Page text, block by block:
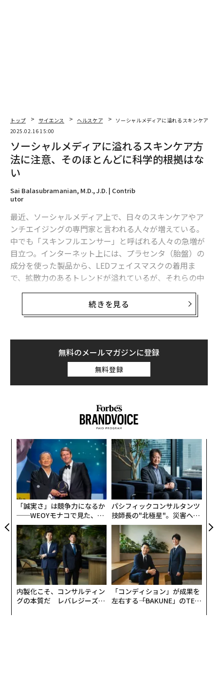
関連記事
ソーシャルメディアに溢れるスキンケア方法に注意、そのほとんどに科学
的根拠はない
「ルックス」にたっぷりお金をかけるZ世代、パーソナルケアと美容の売上
を牽引
Z世代憧れの職業は「インフルエンサー」、米大学で専門コースを設ける動
き
「赤い口紅で希望を」戦禍のウクライナで化粧品を売る女性たち
子ども/未成年
ティーンエイジャー/10代
コスメティック/化粧/化粧品
アンチエイジング
advertisement
トップ サイエンス ヘルスケア
ソーシャルメディアに溢れるスキンケア方
2025.02.16 15:00
ソーシャルメディアに溢れるスキンケア方
法に注意、そのほとんどに科学的根拠はな
い
Sai Balasubramanian, M.D., J.D. | Contrib
utor
最近、ソーシャルメディア上で、日々のスキンケアやア
ンチエイジングの専門家と言われる人々が増えている。
中でも「スキンフルエンサー」と呼ばれる人々の急増が
目立つ。インターネット上には、プラセンタ（胎盤）の
成分を使った製品から、LEDフェイスマスクの着用ま
で、拡散力のあるトレンドが溢れているが、それらの中
には確かに効果があるものもあれば、人によって効き目
がだいぶ異なるものもある。
者がソーシャルメディアの有名インフルエンサーのアド
バイスに従って髪を洗わず、代わりにオリーブオイルだ
けを塗っていたという件について説明したことで、彼女
自身がTikTokで有名になった経緯を語っている
く、髪を洗わないと汗や皮脂、空気中の汚染物質を洗い
流すことができず、それらをオリーブオイルといっしょ
に体内に取り込むことになり、そのオリーブオイルが顔
に付着するためにニキビができやすくなるのだと、患者
に説明した。
続きを見る
無料のメールマガジンに登録
無料登録
「誠実さ」は競争力になるか
──WEOYモナコで見た、く
ら寿司の経営哲学
パシフィックコンサルタンツ
技師長の"北極星"。災害への
無力感を乗り越え見つけた、
防災一筋20年の答え
内製化こそ、コンサルティン
グの本質だ レバレジーズが
「コンディション」が成果を
左右する――「BAKUNE」のTEN